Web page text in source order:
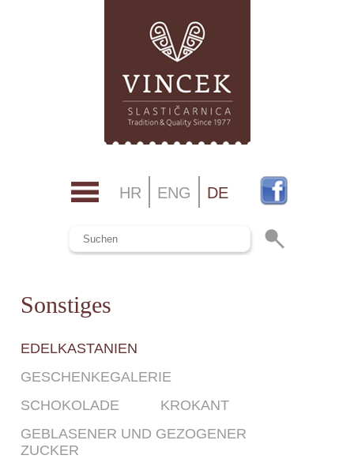
DE
ENG
HR
Sonstiges
EDELKASTANIEN
GESCHENKEGALERIE
SCHOKOLADE
KROKANT
GEBLASENER UND GEZOGENER
ZUCKER